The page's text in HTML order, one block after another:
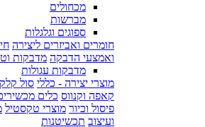
מכחולים
מברשות
ספוגים וגלגלות
חומרים ואביזרים ליצירה
ואמצעי הדבקה מדבקות
מדבקות עגולות
מוצרי יצירה - כללי סול
קאפה וקנווס כלים
פיסול וכיור מוצרי טקסטיל
ועיצוב תכשיטנות